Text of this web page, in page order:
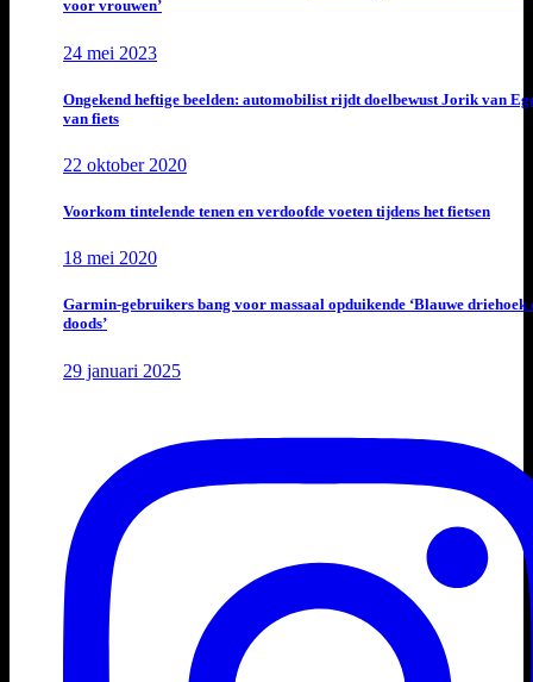
voor vrouwen’
24 mei 2023
Ongekend heftige beelden: automobilist rijdt doelbewust Jorik van
van fiets
22 oktober 2020
Voorkom tintelende tenen en verdoofde voeten tijdens het fietsen
18 mei 2020
Garmin-gebruikers bang voor massaal opduikende ‘Blauwe driehoek
doods’
29 januari 2025